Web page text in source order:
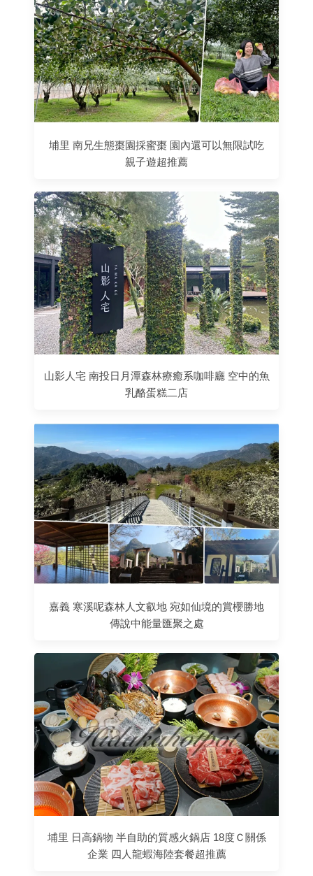
埔里 南兄生態棗園採蜜棗 園內還可以無限試吃
親子遊超推薦
山影人宅 南投日月潭森林療癒系咖啡廳 空中的魚
乳酪蛋糕二店
嘉義 寒溪呢森林人文叡地 宛如仙境的賞櫻勝地
傳說中能量匯聚之處
埔里 日高鍋物 半自助的質感火鍋店 18度Ｃ關係
企業 四人龍蝦海陸套餐超推薦